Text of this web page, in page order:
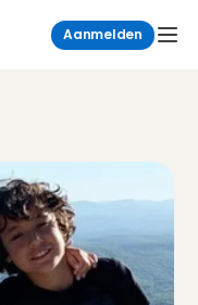
Aanmelden